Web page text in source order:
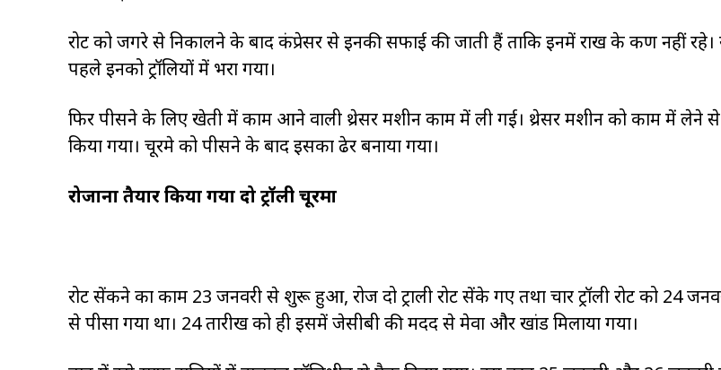
रोट को जगरे से निकालने के बाद कंप्रेसर से इनकी सफाई की जाती हैं ताकि इनमें राख के कण नहीं
पहले इनको ट्रॉलियों में भरा गया।
फिर पीसने के लिए खेती में काम आने वाली थ्रेसर मशीन काम में ली गई। थ्रेसर मशीन को काम में
किया गया। चूरमे को पीसने के बाद इसका ढेर बनाया गया।
रोजाना तैयार किया गया दो ट्रॉली चूरमा
रोट सेंकने का काम 23 जनवरी से शुरू हुआ, रोज दो ट्राली रोट सेंके गए तथा चार ट्रॉली रोट को 24
से पीसा गया था। 24 तारीख को ही इसमें जेसीबी की मदद से मेवा और खांड मिलाया गया।